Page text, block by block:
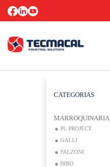
CATEGORIAS
MARROQUINARIA
PL PROJECT
GALLI
FALZONI
BIBO